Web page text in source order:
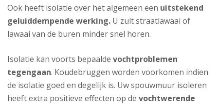
Ook heeft isolatie over het algemeen een uitstekend
geluiddempende werking. U zult straatlawaai of
lawaai van de buren minder snel horen.
Isolatie kan voorts bepaalde vochtproblemen
tegengaan. Koudebruggen worden voorkomen indien
de isolatie goed en degelijk is. Uw spouwmuur isoleren
heeft extra positieve effecten op de vochtwerende